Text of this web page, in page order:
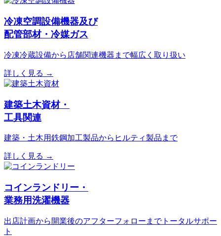
冷凍空調設備機器及び
配管部材・冷媒ガス
冷凍冷蔵設備から店舗関連機器まで幅広く取り扱い
詳しく見る →
建築土木資材・
工具関連
建築・土木用鉄鋼加工製品からヒルティ製品まで
詳しく見る →
コインランドリー・
業務用洗濯機器
出店計画から開業後のアフターフォローまでトータルサポー
ト